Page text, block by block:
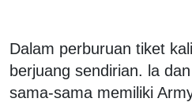
Dalam perburuan tiket
berjuang sendirian. la
sama-sama memiliki